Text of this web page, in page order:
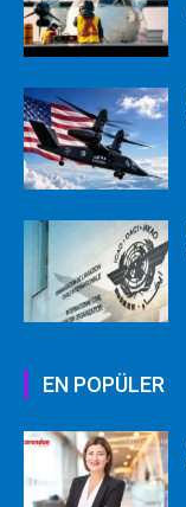
EN POPÜLER